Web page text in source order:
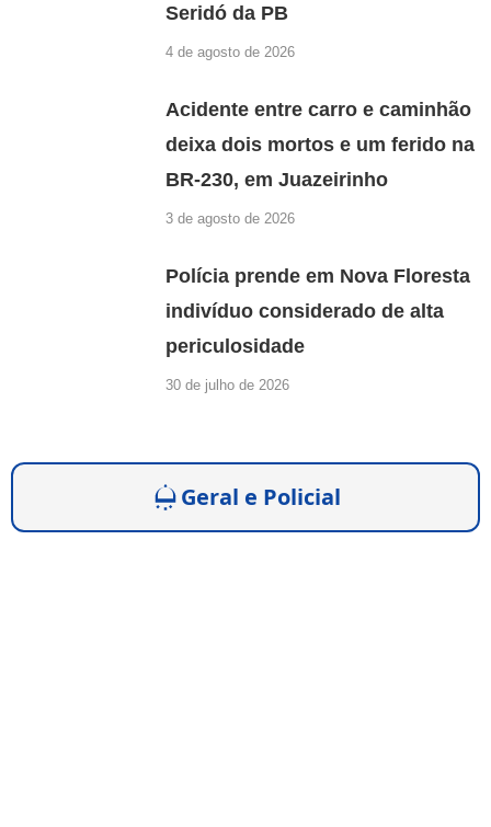
Seridó da PB
4 de agosto de 2026
Acidente entre carro e caminhão
deixa dois mortos e um ferido na
BR-230, em Juazeirinho
3 de agosto de 2026
Polícia prende em Nova Floresta
indivíduo considerado de alta
periculosidade
30 de julho de 2026
Geral e Policial